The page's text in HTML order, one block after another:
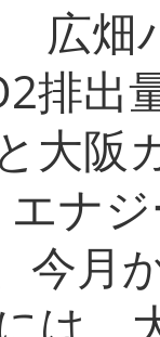
広畑
排出
大阪
ナ
今月